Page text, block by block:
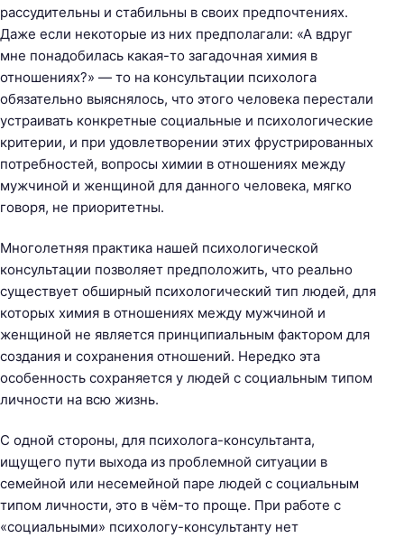
рассудительны и стабильны в своих предпочтениях.
Даже если некоторые из них предполагали: «А вдруг
мне понадобилась какая-то загадочная химия в
отношениях?» — то на консультации психолога
обязательно выяснялось, что этого человека перестали
устраивать конкретные социальные и психологические
критерии, и при удовлетворении этих фрустрированных
потребностей, вопросы химии в отношениях между
мужчиной и женщиной для данного человека, мягко
говоря, не приоритетны.
Многолетняя практика нашей психологической
консультации позволяет предположить, что реально
существует обширный психологический тип людей, для
которых химия в отношениях между мужчиной и
женщиной не является принципиальным фактором для
создания и сохранения отношений. Нередко эта
особенность сохраняется у людей с социальным типом
личности на всю жизнь.
С одной стороны, для психолога-консультанта,
ищущего пути выхода из проблемной ситуации в
семейной или несемейной паре людей с социальным
типом личности, это в чём-то проще. При работе с
«социальными» психологу-консультанту нет